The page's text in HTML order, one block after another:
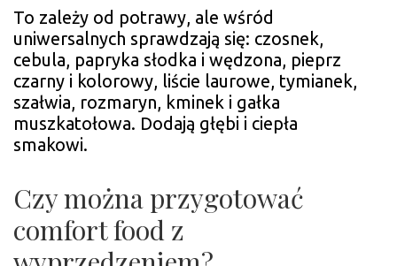
To zależy od potrawy, ale wśród
uniwersalnych sprawdzają się: czosnek,
cebula, papryka słodka i wędzona, pieprz
czarny i kolorowy, liście laurowe, tymianek,
szałwia, rozmaryn, kminek i gałka
muszkatołowa. Dodają głębi i ciepła
smakowi.
Czy można przygotować
comfort food z